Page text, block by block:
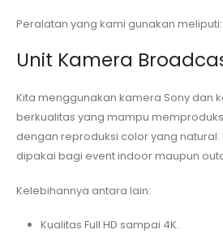
Peralatan yang kami gunakan meliputi:
Unit Kamera
Kita menggunakan kamera Sony dan
berkualitas yang mampu
dengan reproduksi color yang natural.
dipakai bagi event indoor maupun
Kelebihannya antara lain:
Kualitas Full HD sampai 4K.